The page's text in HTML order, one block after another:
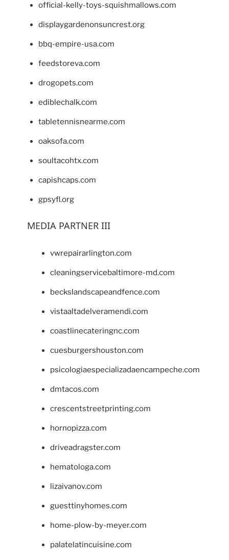
official-kelly-toys-squishmallows.com
displaygardenonsuncrest.org
bbq-empire-usa.com
feedstoreva.com
drogopets.com
ediblechalk.com
tabletennisnearme.com
oaksofa.com
soultacohtx.com
capishcaps.com
gpsyfl.org
MEDIA PARTNER III
vwrepairarlington.com
cleaningservicebaltimore-md.com
beckslandscapeandfence.com
vistaaltadelveramendi.com
coastlinecateringnc.com
cuesburgershouston.com
psicologiaespecializadaencampeche.com
dmtacos.com
crescentstreetprinting.com
hornopizza.com
driveadragster.com
hematologa.com
lizaivanov.com
guesttinyhomes.com
home-plow-by-meyer.com
palatelatincuisine.com